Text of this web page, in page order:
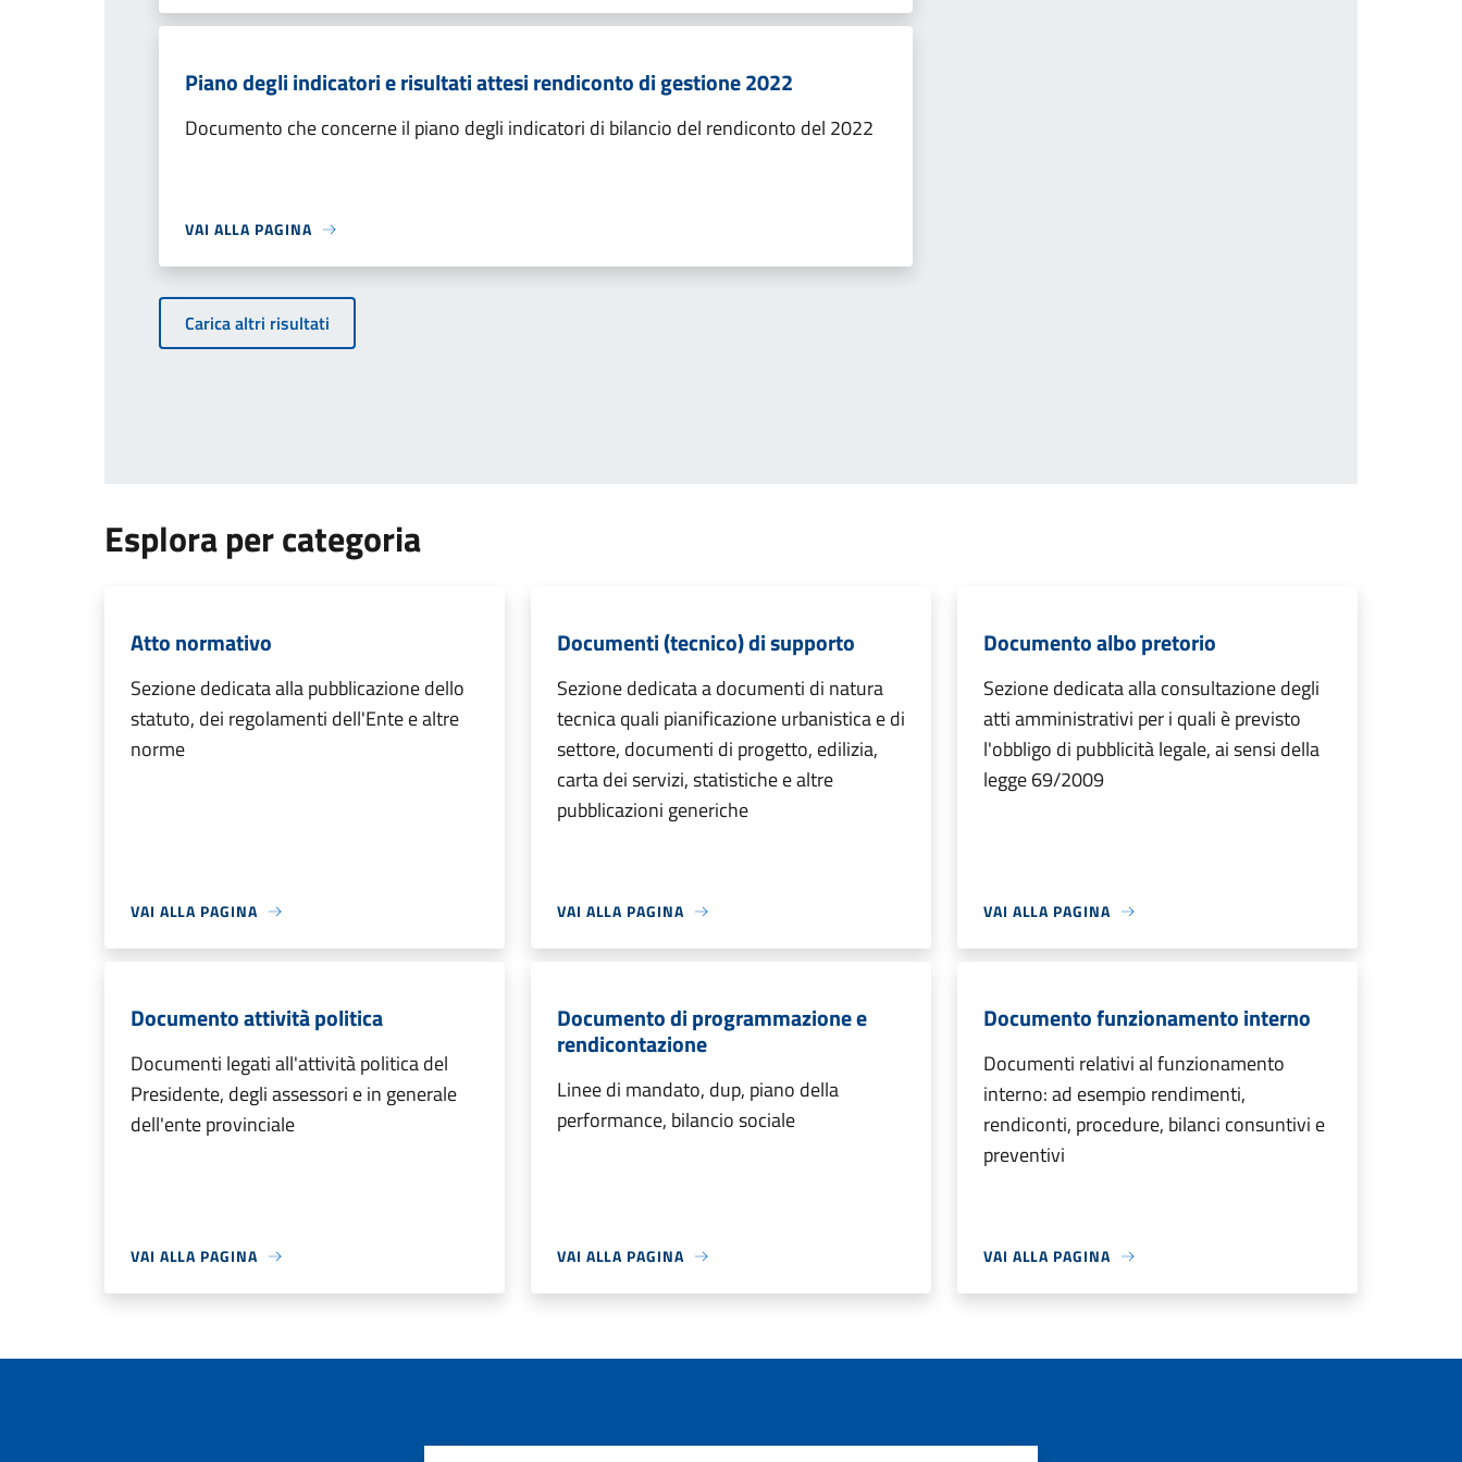
Piano degli indicatori e risultati attesi rendiconto di gestione 2022
Documento che concerne il piano degli indicatori di bilancio del rendiconto del 2022
VAI ALLA PAGINA
Carica altri risultati
Esplora per categoria
Atto normativo
Sezione dedicata alla pubblicazione dello
statuto, dei regolamenti dell'Ente e altre
norme
VAI ALLA PAGINA
Documenti (tecnico) di supporto
Sezione dedicata a documenti di natura
tecnica quali pianificazione urbanistica e di
settore, documenti di progetto, edilizia,
carta dei servizi, statistiche e altre
pubblicazioni generiche
VAI ALLA PAGINA
Documento albo pretorio
Sezione dedicata alla consultazione degli
atti amministrativi per i quali è previsto
l'obbligo di pubblicità legale, ai sensi della
legge 69/2009
VAI ALLA PAGINA
Documento attività politica
Documenti legati all'attività politica del
Presidente, degli assessori e in generale
dell'ente provinciale
VAI ALLA PAGINA
Documento di programmazione e
rendicontazione
Linee di mandato, dup, piano della
performance, bilancio sociale
VAI ALLA PAGINA
Documento funzionamento interno
Documenti relativi al funzionamento
interno: ad esempio rendimenti,
rendiconti, procedure, bilanci consuntivi e
preventivi
VAI ALLA PAGINA